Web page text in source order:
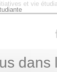
et vie
dans